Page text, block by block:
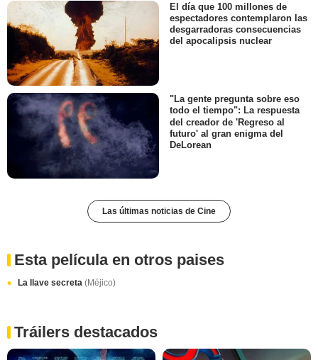
El día que 100 millones de
espectadores contemplaron las
desgarradoras consecuencias
del apocalipsis nuclear
"La gente pregunta sobre eso
todo el tiempo": La respuesta
del creador de 'Regreso al
futuro' al gran enigma del
DeLorean
Las últimas noticias de Cine
Esta película en otros paises
La llave secreta (Méjico)
Tráilers destacados